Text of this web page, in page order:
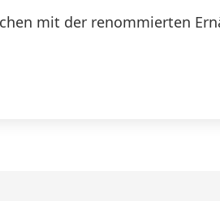
mit der renommierten